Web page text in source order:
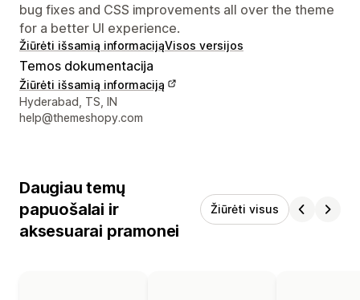
bug fixes and CSS improvements all over the theme
for a better UI experience.
Žiūrėti išsamią informacijąVisos versijos
Temos dokumentacija
Žiūrėti išsamią informaciją
Kūrėjo kontaktiniai duomenys
Hyderabad, TS, IN
help@themeshopy.com
Daugiau temų
papuošalai ir
aksesuarai pramonei
Žiūrėti visus